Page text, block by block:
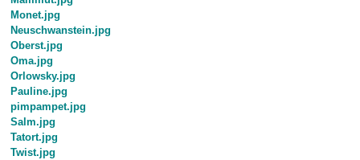
Monet.jpg
Neuschwanstein.jpg
Oberst.jpg
Oma.jpg
Orlowsky.jpg
Pauline.jpg
pimpampet.jpg
Salm.jpg
Tatort.jpg
Twist.jpg